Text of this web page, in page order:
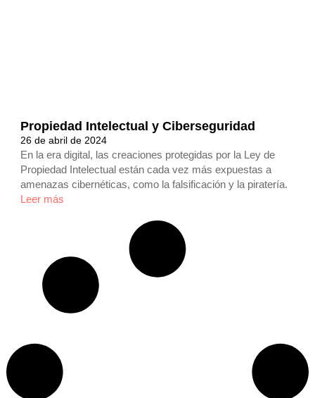
Propiedad Intelectual y Ciberseguridad
26 de abril de 2024
En la era digital, las creaciones protegidas por la Ley de
Propiedad Intelectual están cada vez más expuestas a
amenazas cibernéticas, como la falsificación y la piratería.
Leer más